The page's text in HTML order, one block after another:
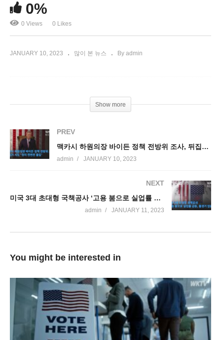
0%
0 Views 0 Likes
JANUARY 10, 2023 많이 본 뉴스 By admin
Show more
PREV
맥카시 하원의장 바이든 정책 전방위 조사, 뒤집기 시도 ‘정치 전면전 돌입’
admin JANUARY 10, 2023
NEXT
미국 3대 초대형 국책공사 ‘고용 붐으로 실업률 급등과 불경기 없을 듯’
admin JANUARY 11, 2023
You might be interested in